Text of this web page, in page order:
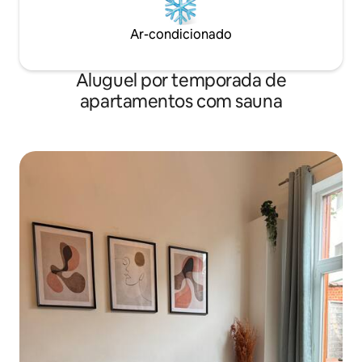
Ar-condicionado
Aluguel por temporada de
apartamentos com sauna